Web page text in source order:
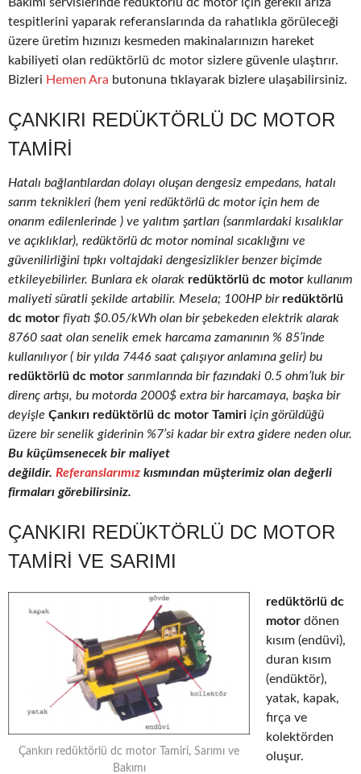
tespitlerini yaparak referanslarında da rahatlıkla görüleceği
üzere üretim hızınızı kesmeden makinalarınızın hareket
kabiliyeti olan redüktörlü dc motor sizlere güvenle ulaştırır.
Bizleri Hemen Ara butonuna tıklayarak bizlere ulaşabilirsiniz.
ÇANKIRI REDÜKTÖRLÜ DC MOTOR
TAMIRI
Hatalı bağlantılardan dolayı oluşan dengesiz empedans, hatalı
sarım teknikleri (hem yeni redüktörlü dc motor için hem de
onarım edilenlerinde ) ve yalıtım şartları (sarımlardaki kısalıklar
ve açıklıklar), redüktörlü dc motor nominal sıcaklığını ve
güvenilirliğini tıpkı voltajdaki dengesizlikler benzer biçimde
etkileyebilirler. Bunlara ek olarak redüktörlü dc motor kullanım
maliyeti süratli şekilde artabilir. Mesela; 100HP birredüktörlü
dc motor fiyatı $0.05/kWh olan bir şebekeden elektrik alarak
8760 saat olan senelik emek harcama zamanının % 85’inde
kullanılıyor ( bir yılda 7446 saat çalışıyor anlamına gelir) bu
redüktörlü dc motor sarımlarında bir fazındaki 0.5 ohm’luk bir
direnç artışı, bu motorda 2000$ extra bir harcamaya, başka bir
deyişle Çankırı redüktörlü dc motor Tamiri için görüldüğü
üzere bir senelik giderinin %7’si kadar bir extra gidere neden olur.
Bu küçümsenecek bir maliyet
değildir. Referanslarımız kısmından müşterimiz olan değerli
firmaları görebilirsiniz.
ÇANKIRI REDÜKTÖRLÜ DC MOTOR
TAMIRI VE SARIMI
Çankırı redüktörlü dc motor Tamiri, Sarımı ve
Bakımı
redüktörlü dc
motor dönen
kısım (endüvi),
duran kısım
(endüktör),
yatak, kapak,
fırça ve
kolektörden
oluşur.